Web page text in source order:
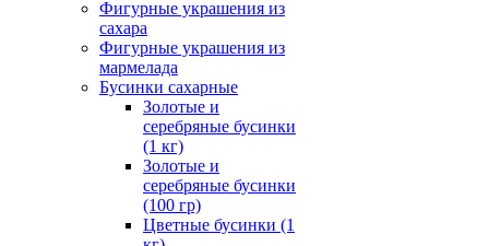
Фигурные украшения из
сахара
Фигурные украшения из
мармелада
Бусинки сахарные
Золотые и
серебряные бусинки
(1 кг)
Золотые и
серебряные бусинки
(100 гр)
Цветные бусинки (1